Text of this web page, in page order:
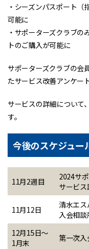
・シーズンパスポート
可能に
・サポーターズクラブの
トのご購入が可能に
サポーターズクラブの会
たサービス改善アンケー
サービスの詳細について
す。
今後のスケジュー
11月2週目
2024サ
サービ
11月12日
清水エ
入会相談
12月15日～
1月末
第一次入